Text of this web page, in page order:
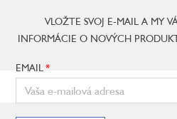
VLOŽTE SVOJ E-MAIL A MY
INFORMÁCIE O NOVÝCH
EMAIL